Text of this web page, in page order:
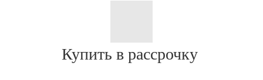
Купить в рассрочку